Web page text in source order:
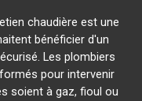
chaudière est une
bénéficier d'un
Les plombiers
pour intervenir
soient à gaz, fioul ou